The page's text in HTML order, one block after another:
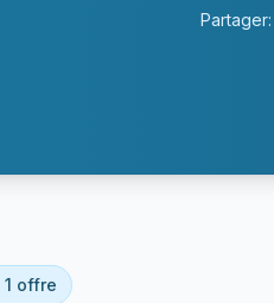
Partager:
1 offre